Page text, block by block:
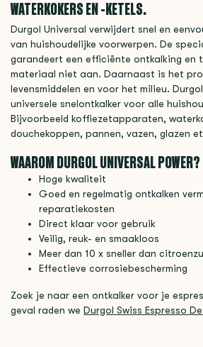
WATERKOKERS EN -KETELS.
Durgol Universal verwijdert snel en
van huishoudelijke voorwerpen. De
garandeert een efficiënte ontkalking en
materiaal niet aan. Daarnaast is het
levensmiddelen en voor het milieu.
universele snelontkalker voor alle
Bijvoorbeeld koffiezetapparaten,
douchekoppen, pannen, vazen, glazen
WAAROM DURGOL UNIVERSAL POWER?
Hoge kwaliteit
Goed en regelmatig ontkalken
reparatiekosten
Direct klaar voor gebruik
Veilig, reuk- en smaakloos
Meer dan 10 x sneller dan
Effectieve corrosiebescherming
Zoek je naar een ontkalker voor je
geval raden we Durgol Swiss Espresso